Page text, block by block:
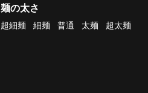
麺の太さ
超細麺 細麺 普通 太麺 超太麺